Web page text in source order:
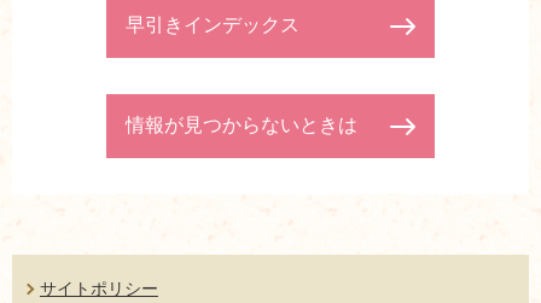
早引きインデックス
情報が見つからないときは
サイトポリシー